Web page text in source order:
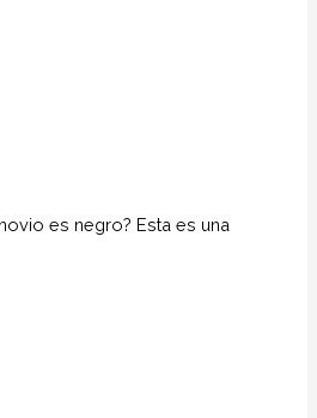
es negro? Esta es una